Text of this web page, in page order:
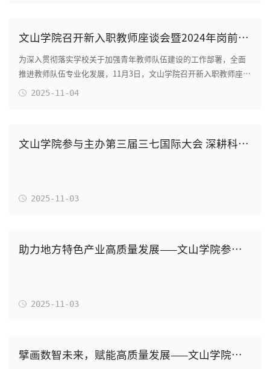
文山学院召开新入职教师座谈会暨2024年岗前培训工作总结交流会
为深入贯彻落实学校关于加强青年教师队伍建设的工作部署，全面
推进教师队伍专业化发展，11月3日，文山学院召开新入职教师座谈
会暨2024年岗前培训工作总结交流会。副校长...
2025-11-04
文山学院参与主办第三届三七国际大会 深耕科研育人才 赋能产业高质量发展
2025-11-03
助力地方特色产业高质量发展——文山学院参与主办第三届三七国际大会暨原生境三七种质保育圃...
2025-11-03
擘画数智未来，赋能高质量发展——文山学院举办信息化战略咨询会暨专题报告会